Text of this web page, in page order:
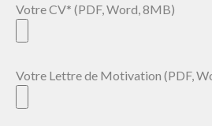
Votre CV* (PDF, Word, 8MB)
Votre Lettre de Motivation (PDF,